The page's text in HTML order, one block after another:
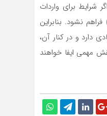
شرایط برای واردات
شده) فراهم نشود. بنابراین
دارد و در کنار آن،
مهمی ایفا خواهند